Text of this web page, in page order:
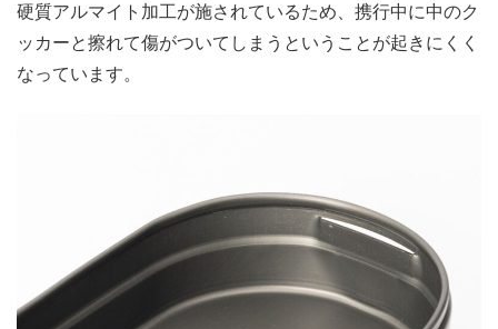
硬質アルマイト加工が施されているため、携行中に中のク
ッカーと擦れて傷がついてしまうということが起きにくく
なっています。